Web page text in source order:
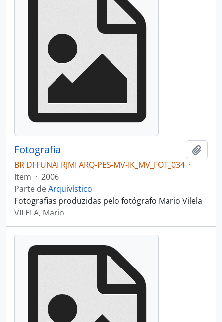
Fotografia
BR DFFUNAI RJMI ARQ-PES-MV-IK_MV_FOT_034 ·
Item · 2006
Parte deArquivístico
Fotografias produzidas pelo fotógrafo Mario Vilela
VILELA, Mario